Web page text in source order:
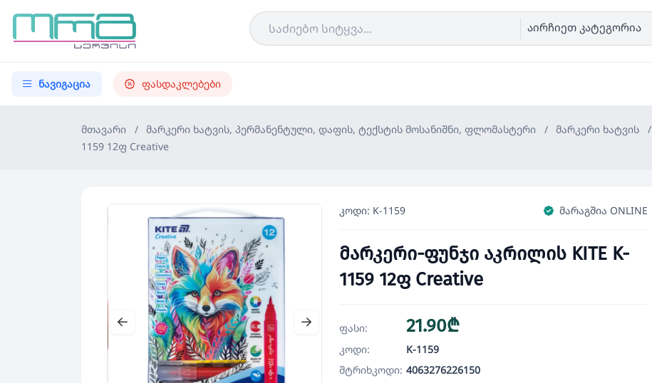
აირჩიეთ კატეგორია
ნავიგაცია ფასდაკლებები
მთავარი / მარკერი ხატვის, პერმანენტული, დაფის, ტექსტის მოსანიშნი, ფლომასტერი / მარკერი ხატვის /
1159 12ფ Creative
კოდი: K-1159 მარაგშია ONLINE
მარკერი-ფუნჯი აკრილის KITE K-
1159 12ფ Creative
ფასი: 21.90₾
კოდი:
K-1159
შტრიხკოდი: 4063276226150